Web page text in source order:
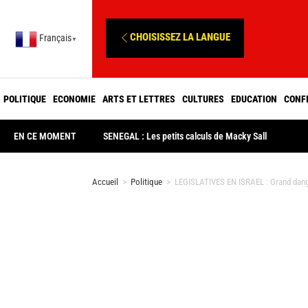
Français ▼ CHOISISSEZ LA LANGUE
POLITIQUE ECONOMIE ARTS ET LETTRES CULTURES EDUCATION
EN CE MOMENT SENEGAL : Les petits calculs de Macky Sall
Accueil > Politique > LEGISLATIVES EN ISRAEL : Grand